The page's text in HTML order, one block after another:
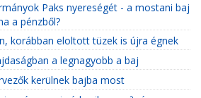
Paks nyereségét - a mostani baj
a pénzből?
korábban eloltott tüzek is újra égnek
a legnagyobb a baj
kerülnek bajba most